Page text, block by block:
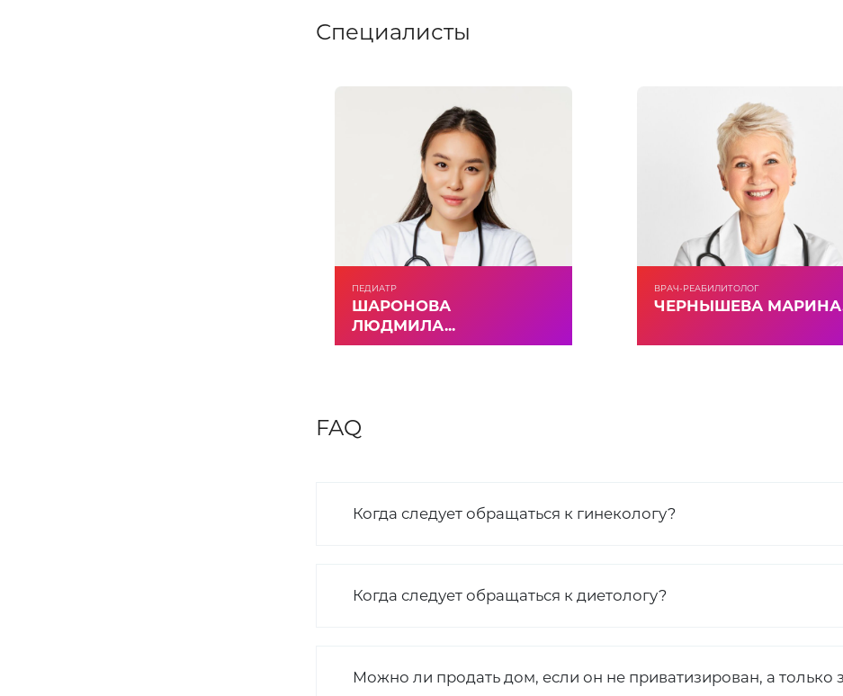
Специалисты
ПЕДИАТР
ШАРОНОВА
ЛЮДМИЛА...
ВРАЧ-РЕАБИЛИТОЛОГ
ЧЕРНЫШЕВА
FAQ
Когда следует обращаться к гинекологу?
Когда следует обращаться к диетологу?
Можно ли продать дом, если он не приватизирован, а только